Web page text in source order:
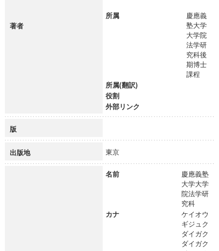
著者
所属
慶應義
塾大学
大学院
法学研
究科後
期博士
課程
所属(翻訳)
役割
外部リンク
版
出版地 東京
名前
慶應義塾
大学大学
院法学研
究科
カナ
ケイオウ
ギジュク
ダイガク
ダイガク